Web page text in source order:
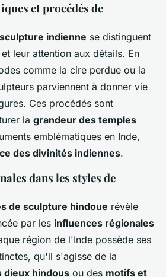
et procédés de
indienne se distinguent
leur attention aux détails. En
comme la cire perdue ou la
parviennent à donner vie
Ces procédés sont
la grandeur des temples
emblématiques en Inde,
des divinités indiennes.
dans les styles de
de sculpture hindoue révèle
par les influences régionales
région de l'Inde possède ses
qu'il s'agisse de la
dieux hindous ou des motifs et